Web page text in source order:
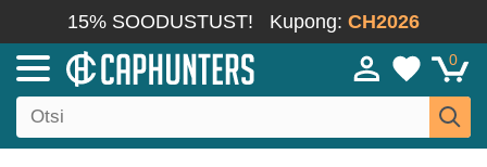
15% SOODUSTUST! Kupong: CH2026
0